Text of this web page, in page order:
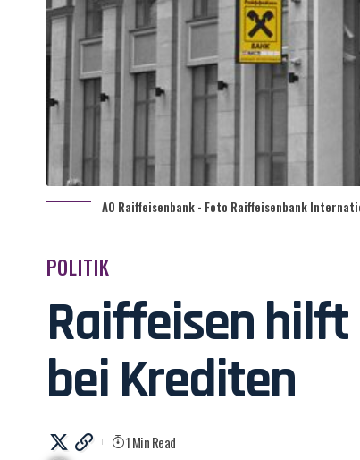
AO Raiffeisenbank - Foto Raiffeisenbank
POLITIK
Raiffeisen
bei Krediten
1 Min Read